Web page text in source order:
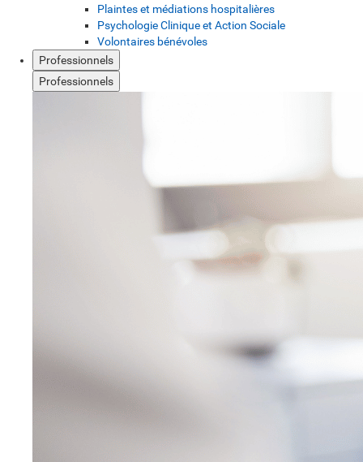
Plaintes et médiations hospitalières
Psychologie Clinique et Action Sociale
Volontaires bénévoles
Professionnels
Professionnels